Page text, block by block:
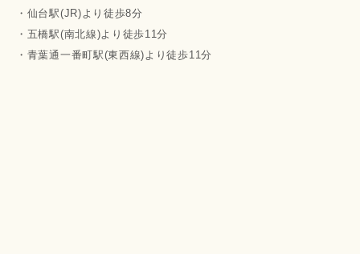
・仙台駅(JR)より徒歩8分
・五橋駅(南北線)より徒歩11分
・青葉通一番町駅(東西線)より徒歩11分